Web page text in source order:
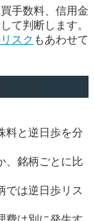
手数料、信用金
て判断します。
スク もあわせて
料と逆日歩を分
、銘柄ごとに比
では逆日歩リス